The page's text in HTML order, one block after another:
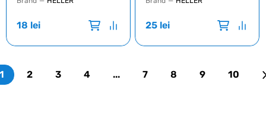
18 lei 25 lei
1 2 3 4 ... 7 8 9 10